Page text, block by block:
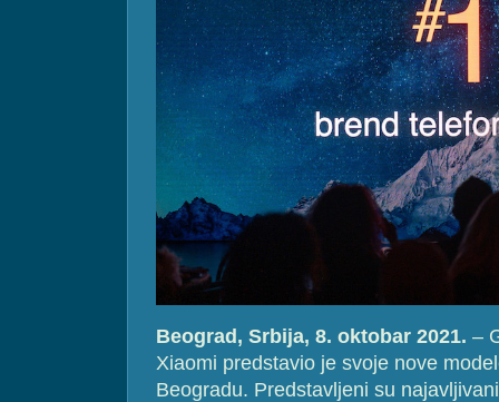
Beograd, Srbija, 8. oktobar 2021. –
Xiaomi predstavio je svoje nove
Beogradu. Predstavljeni su